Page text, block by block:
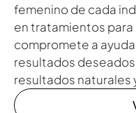
femenino de cada
en tratamientos para
compromete a
resultados
resultados naturales